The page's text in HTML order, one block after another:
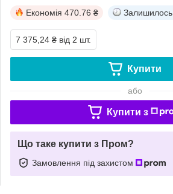
Економія 470.76 ₴ Залишилось
7 375,24 ₴ від 2 шт.
Купити
або
Купити з
Що таке купити з Пром?
Замовлення під захистом